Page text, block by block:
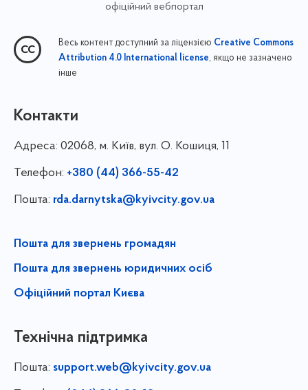
офіційний вебпортал
Весь контент доступний за ліцензією Creative Commons
Attribution 4.0 International license, якщо не зазначено
інше
Контакти
Адреса: 02068, м. Київ, вул. О. Кошиця, 11
Телефон: +380 (44) 366-55-42
Пошта: rda.darnytska@kyivcity.gov.ua
Пошта для звернень громадян
Пошта для звернень юридичних осіб
Офіційний портал Києва
Технічна підтримка
Пошта: support.web@kyivcity.gov.ua